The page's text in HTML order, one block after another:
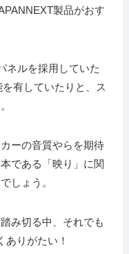
製品がおす
ネルを採用していた
有していたりと、ス
ーの音質やらを期待
である「映り」に関
しょう。
み切る中、それでも
ありがたい！